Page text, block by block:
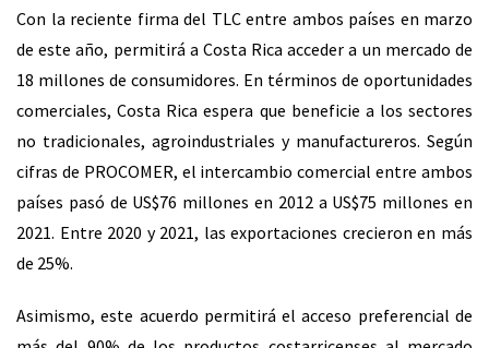
Con la reciente firma del TLC entre ambos países en marzo
de este año, permitirá a Costa Rica acceder a un mercado de
18 millones de consumidores. En términos de oportunidades
comerciales, Costa Rica espera que beneficie a los sectores
no tradicionales, agroindustriales y manufactureros. Según
cifras de PROCOMER, el intercambio comercial entre ambos
países pasó de US$76 millones en 2012 a US$75 millones en
2021. Entre 2020 y 2021, las exportaciones crecieron en más
de 25%.
Asimismo, este acuerdo permitirá el acceso preferencial de